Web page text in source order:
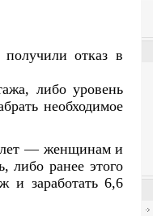
отказ в
либо уровень
необходимое
лет — женщинам и
либо ранее этого
и заработать 6,6